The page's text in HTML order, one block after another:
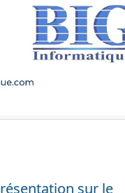
sur le